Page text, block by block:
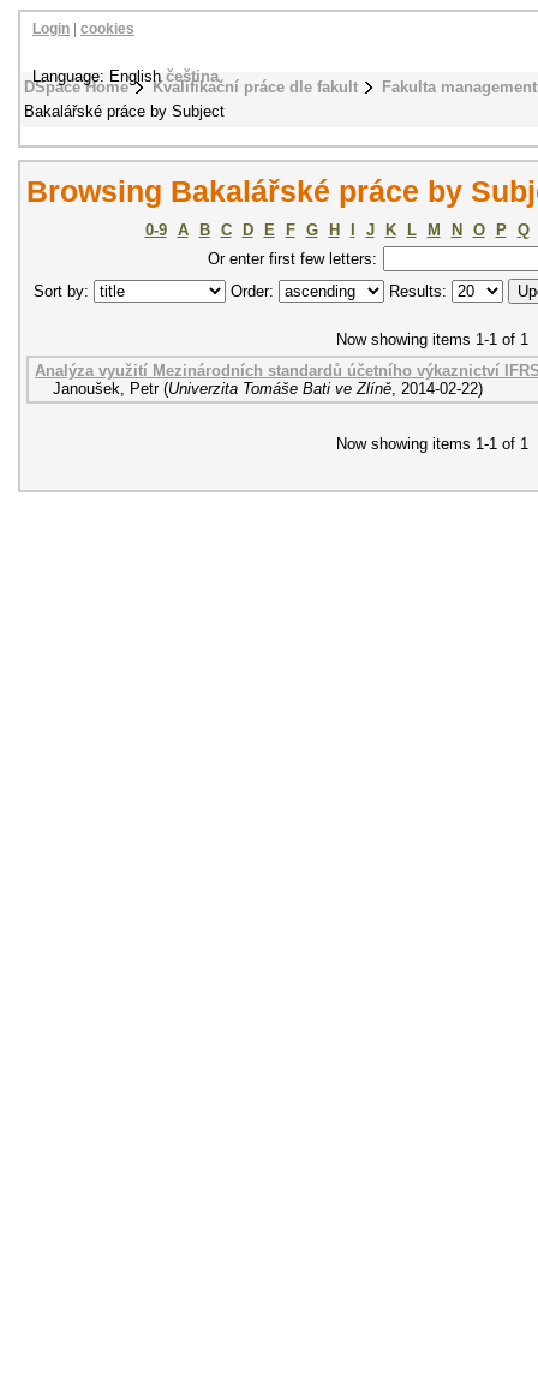
DSpace Home Kvalifikační práce dle fakult
Fakulta
Bakalářské práce by Subject
Login cookies
Language: Englishčeština
Browsing Bakalářské práce by
0-9 A B C D E F G H J K L M N O P
Q
Or enter first few letters:
Sort by:
Order: Results:
Now showing items 1-1 of 1
Analýza využití Mezinárodních standardů účetního výkaznictví
Janoušek, Petr (Univerzita Tomáše Bati ve Zlíně, 2014-02-22)
Now showing items 1-1 of 1